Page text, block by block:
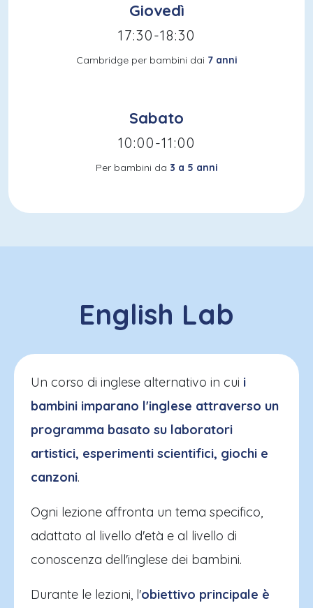
Giovedì
17:30-18:30
Cambridge per bambini dai 7 anni
Sabato
10:00-11:00
Per bambini da 3 a 5 anni
English Lab
Un corso di inglese alternativo in cui i
bambini imparano l'inglese attraverso un
programma basato su laboratori
artistici, esperimenti scientifici, giochi e
canzoni.
Ogni lezione affronta un tema specifico,
adattato al livello d'età e al livello di
conoscenza dell'inglese dei bambini.
Durante le lezioni, l'obiettivo principale è